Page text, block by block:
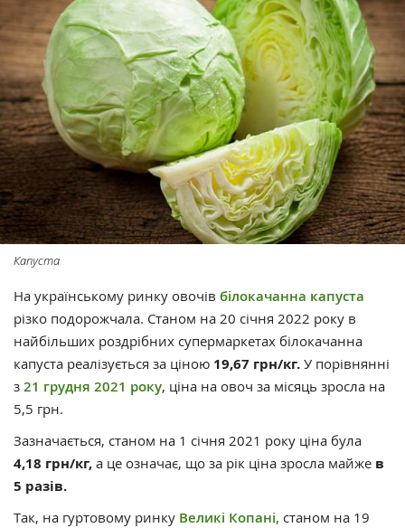
Капуста
На українському ринку овочів білокачанна капуста
різко подорожчала. Станом на 20 січня 2022 року в
найбільших роздрібних супермаркетах білокачанна
капуста реалізується за ціною 19,67 грн/кг. У порівнянні
з 21 грудня 2021 року, ціна на овоч за місяць зросла на
5,5 грн.
Зазначається, станом на 1 січня 2021 року ціна була
4,18 грн/кг, а це означає, що за рік ціна зросла майже в
5 разів.
Так, на гуртовому ринку Великі Копані, станом на 19